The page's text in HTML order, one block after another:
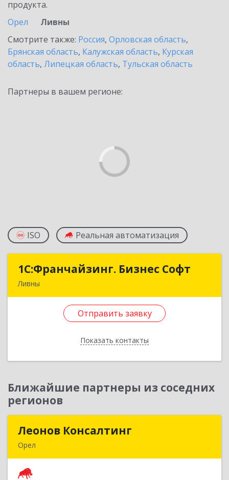
продукта.
Орел
Ливны
Смотрите также: Россия, Орловская область,
Брянская область, Калужская область, Курская
область, Липецкая область, Тульская область
Партнеры в вашем регионе:
ISO Реальная автоматизация
1C:Франчайзинг. Бизнес Софт
Ливны
Отправить заявку
Показать контакты
1C:Франчайзинг. Бизнес Софт
дом № 2, кв.124
Ближайшие партнеры из соседних
регионов
Леонов Консалтинг
Орел
Леонов Консалтинг